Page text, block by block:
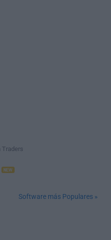
Traders
Software más Populares »